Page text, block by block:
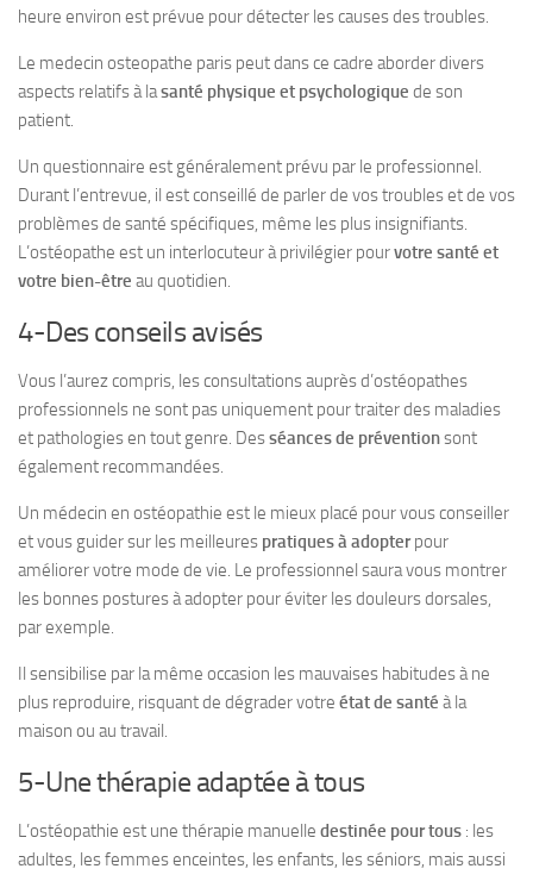
heure environ est prévue pour détecter les causes des troubles.
Le medecin osteopathe paris peut dans ce cadre aborder divers
aspects relatifs à lasanté physique et psychologique de son
patient.
Un questionnaire est généralement prévu par le professionnel.
Durant l’entrevue, il est conseillé de parler de vos troubles et de vos
problèmes de santé spécifiques, même les plus insignifiants.
L’ostéopathe est un interlocuteur à privilégier pourvotre santé et
votre bien-être au quotidien.
4-Des conseils avisés
Vous l’aurez compris, les consultations auprès d’ostéopathes
professionnels ne sont pas uniquement pour traiter des maladies
et pathologies en tout genre. Desséances de préventionsont
également recommandées.
Un médecin en ostéopathie est le mieux placé pour vous conseiller
et vous guider sur les meilleures pratiques à adopterpour
améliorer votre mode de vie. Le professionnel saura vous montrer
les bonnes postures à adopter pour éviter les douleurs dorsales,
par exemple.
Il sensibilise par la même occasion les mauvaises habitudes à ne
plus reproduire, risquant de dégrader votre état de santé à la
maison ou au travail.
5-Une thérapie adaptée à tous
L’ostéopathie est une thérapie manuelle destinée pour tous : les
adultes, les femmes enceintes, les enfants, les séniors, mais aussi